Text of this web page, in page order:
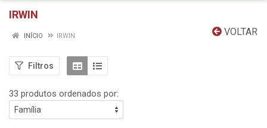
IRWIN
VOLTAR
INÍCIO IRWIN
Filtros
33 produtos ordenados por: